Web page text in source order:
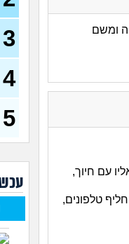
ומשם
עם חיוך,
טלפונים,
אח
3
4
5